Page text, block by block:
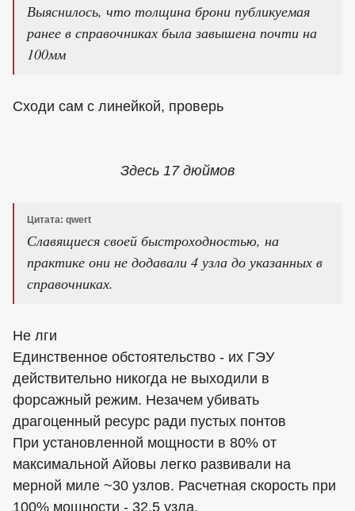
Выяснилось, что толщина брони публикуемая
ранее в справочниках была завышена почти на
100мм
Сходи сам с линейкой, проверь
Здесь 17 дюймов
Цитата: qwert
Славящиеся своей быстроходностью, на
практике они не додавали 4 узла до указанных в
справочниках.
Не лги
Единственное обстоятельство - их ГЭУ
действительно никогда не выходили в
форсажный режим. Незачем убивать
драгоценный ресурс ради пустых понтов
При установленной мощности в 80% от
максимальной Айовы легко развивали на
мерной миле ~30 узлов. Расчетная скорость при
100% мощности - 32,5 узла.